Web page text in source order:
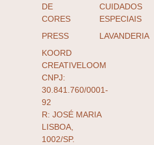
DE
CORES
PRESS
KOORD
CREATIVELOOM
CNPJ:
30.841.760/0001-
92
R: JOSÉ MARIA
LISBOA,
1002/SP.
CUIDADOS
ESPECIAIS
LAVANDERIA